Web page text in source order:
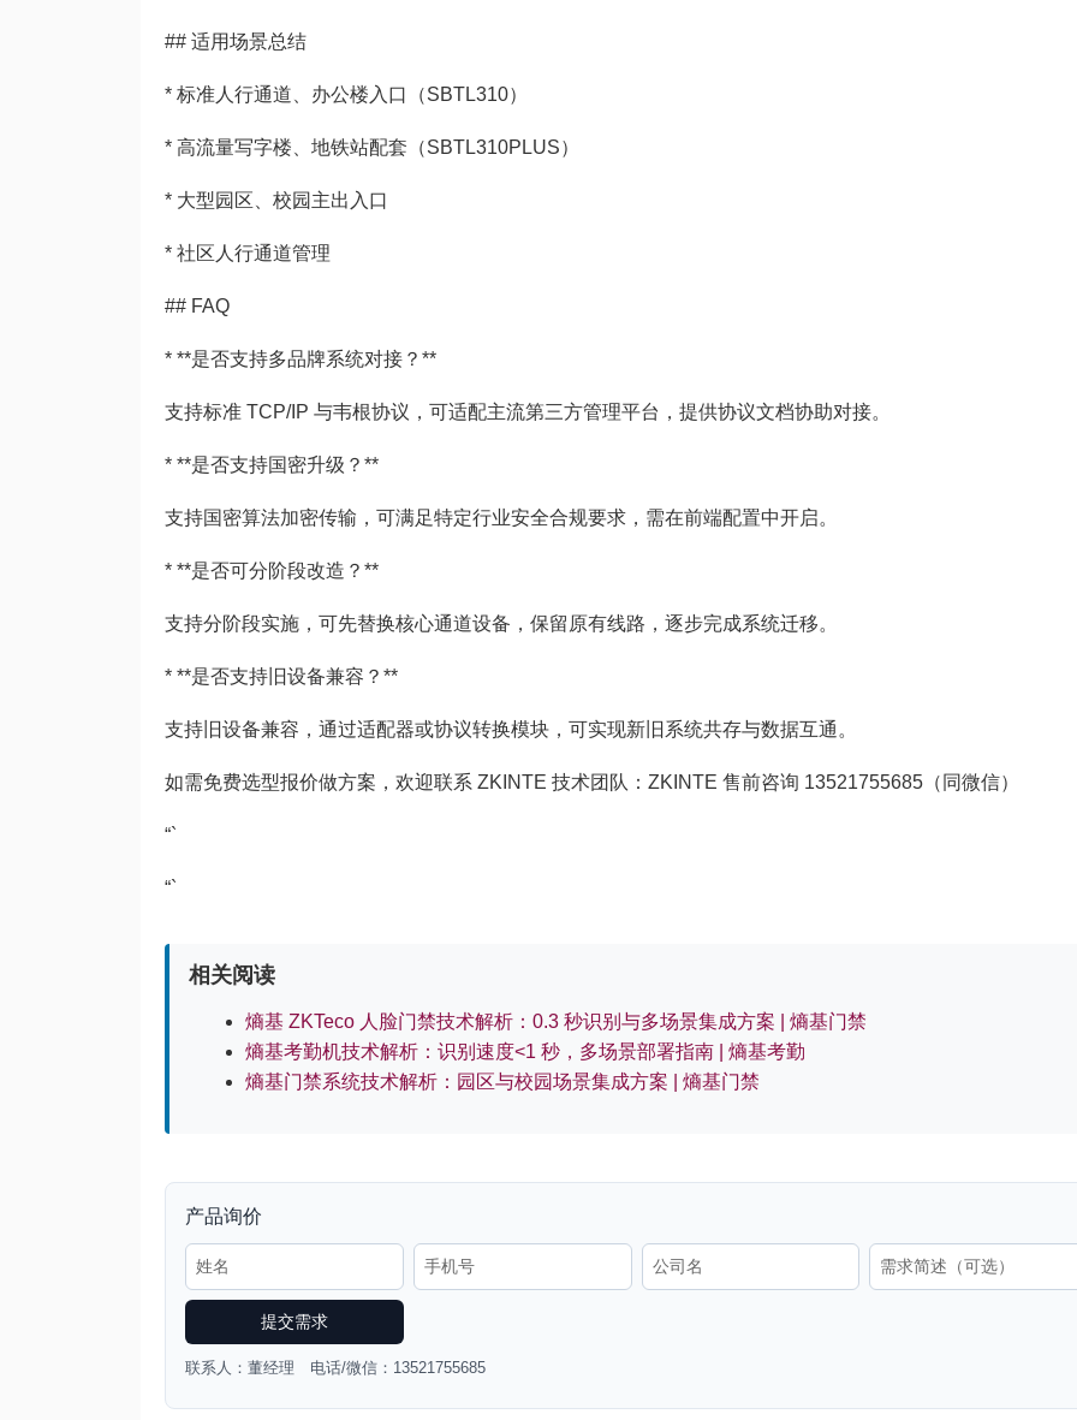
## 适用场景总结
* 标准人行通道、办公楼入口（SBTL310）
* 高流量写字楼、地铁站配套（SBTL310PLUS）
* 大型园区、校园主出入口
* 社区人行通道管理
## FAQ
* **是否支持多品牌系统对接？**
支持标准 TCP/IP 与韦根协议，可适配主流第三方管理平台，提供协议文档协助对接。
* **是否支持国密升级？**
支持国密算法加密传输，可满足特定行业安全合规要求，需在前端配置中开启。
* **是否可分阶段改造？**
支持分阶段实施，可先替换核心通道设备，保留原有线路，逐步完成系统迁移。
* **是否支持旧设备兼容？**
支持旧设备兼容，通过适配器或协议转换模块，可实现新旧系统共存与数据互通。
如需免费选型报价做方案，欢迎联系 ZKINTE 技术团队：ZKINTE 售前咨询 13521755685（同微信）
“`
“`
相关阅读
熵基 ZKTeco 人脸门禁技术解析：0.3 秒识别与多场景集成方案 | 熵基门禁
熵基考勤机技术解析：识别速度<1 秒，多场景部署指南 | 熵基考勤
熵基门禁系统技术解析：园区与校园场景集成方案 | 熵基门禁
产品询价
提交需求
联系人：董经理 电话/微信：13521755685